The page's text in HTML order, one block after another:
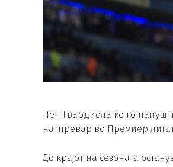
Пеп Гвардиола ќе го
натпревар во Премиер
До крајот на сезоната